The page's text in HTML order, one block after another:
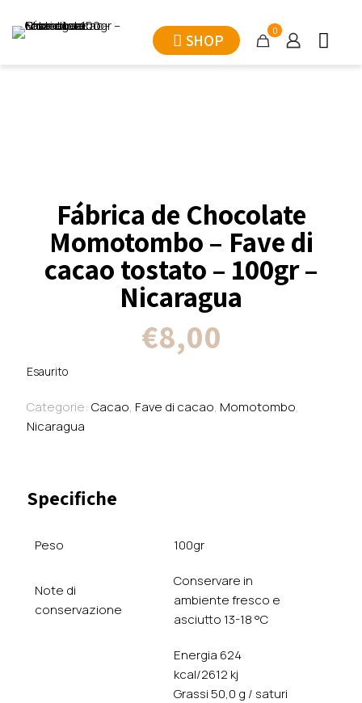
SHOP
0
Fábrica de Chocolate
Momotombo – Fave di
cacao tostato – 100gr –
Nicaragua
€8,00
Esaurito
Categorie: Cacao, Fave di cacao, Momotombo,
Nicaragua
Specifiche
Peso 100gr
Note di
conservazione
Conservare in
ambiente fresco e
asciutto 13-18 °C
Energia 624
kcal/2612 kj
Grassi 50,0 g / saturi